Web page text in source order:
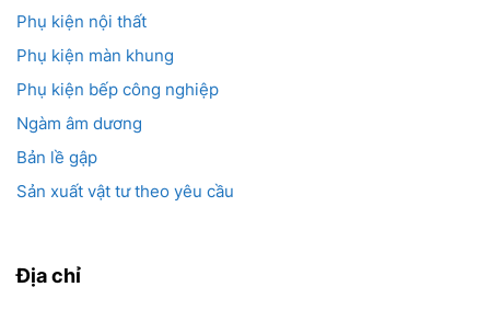
Phụ kiện nội thất
Phụ kiện màn khung
Phụ kiện bếp công nghiệp
Ngàm âm dương
Bản lề gập
Sản xuất vật tư theo yêu cầu
Địa chỉ